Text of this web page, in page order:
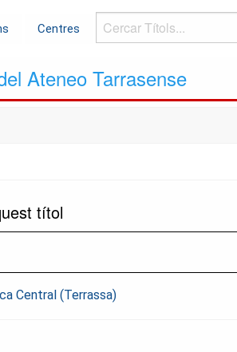
Centres
Cercar
Títols...
Ateneo Tarrasense
títol
Central (Terrassa)